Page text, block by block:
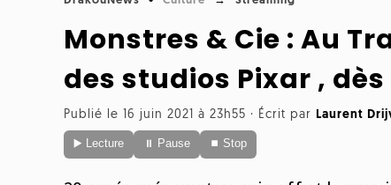
Monstres & Cie : Au
des studios Pixar ,
Publié le 16 juin 2021 à 23h55 · Écrit par Laurent
▶️ Lecture ⏸ Pause ⏹ Stop